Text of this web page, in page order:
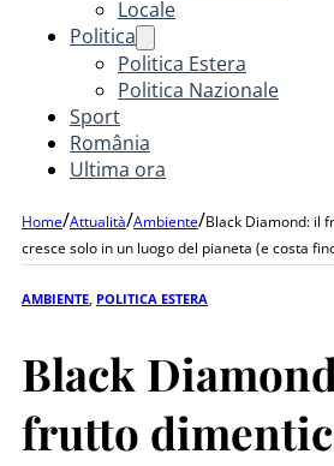
Locale
Politica
Politica Estera
Politica Nazionale
Sport
România
Ultima ora
Home/Attualità/Ambiente/Black Diamond: il
cresce solo in un luogo del pianeta (e costa
AMBIENTE POLITICA ESTERA
Black
frutto